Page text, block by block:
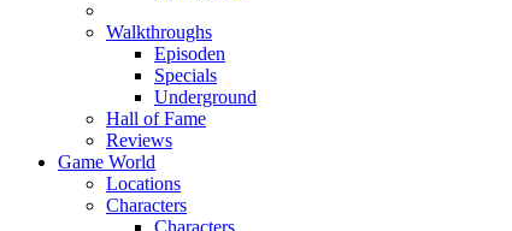
Walkthroughs
Episoden
Specials
Underground
Hall of Fame
Reviews
Game World
Locations
Characters
Characters